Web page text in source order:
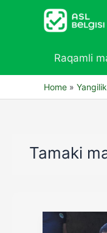
Raqamli
Home
Tamaki